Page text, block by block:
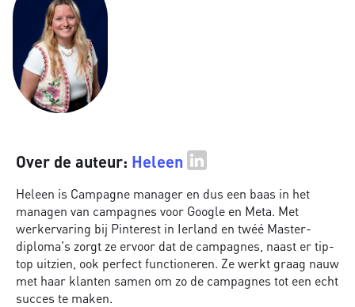
Over de auteur: Heleen
Heleen is Campagne manager en dus een baas in het
managen van campagnes voor Google en Meta. Met
werkervaring bij Pinterest in Ierland en twéé Master-
diploma's zorgt ze ervoor dat de campagnes, naast er tip-
top uitzien, ook perfect functioneren. Ze werkt graag nauw
met haar klanten samen om zo de campagnes tot een echt
succes te maken.